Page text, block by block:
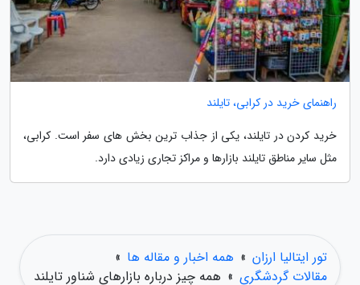
راهنمای خرید در کرابی، تایلند
خرید کردن در تایلند، یکی از جذاب ترین بخش های سفر است. کرابی،
مثل سایر مناطق تایلند بازارها و مراکز تجاری زیادی دارد.
تور ایتالیا ارزان » همه اخبار و مقاله ها »
مقالات گردشگری » همه چیز درباره بازارهای شناور تایلند